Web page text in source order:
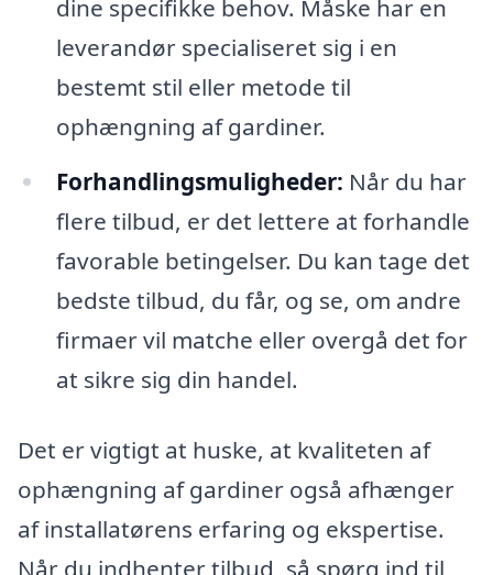
dine specifikke behov. Måske har en
leverandør specialiseret sig i en
bestemt stil eller metode til
ophængning af gardiner.
Forhandlingsmuligheder: Når du har
flere tilbud, er det lettere at forhandle
favorable betingelser. Du kan tage det
bedste tilbud, du får, og se, om andre
firmaer vil matche eller overgå det for
at sikre sig din handel.
Det er vigtigt at huske, at kvaliteten af
ophængning af gardiner også afhænger
af installatørens erfaring og ekspertise.
Når du indhenter tilbud, så spørg ind til